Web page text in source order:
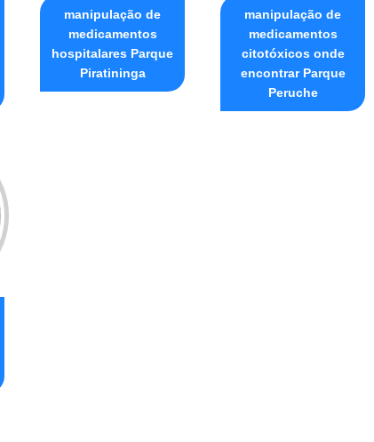
manipulação de
medicamentos
hospitalares Parque
Piratininga
manipulação de
medicamentos
citotóxicos onde
encontrar Parque
Peruche